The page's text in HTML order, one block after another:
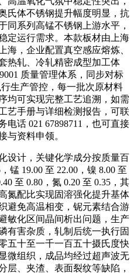
氏体不锈钢提升幅度明显，抗
同系列高锰不锈钢上游水平，
定运行需求。本款板材由上海
海，企业配置真空感应熔炼、
热轧、冷轧精密成型加工体
质量管理体系，同步对标
生产管控，每一批次原材料
均可实现完整工艺追溯，如需
艺手册与详细检测报告，可联
电话 021 67898711，也可直接
与资料申领。
设计，关键化学成分按质量百
锰 19.00 至 22.00，镍 8.00 至
至 0.80，氮 0.20 至 0.35，其
氮配比实现固溶强化提升基体
避免高温相变，铌元素结合游
敏化区间晶间析出问题，生产
有害杂质，轧制后统一执行固
五十至一千一百五十摄氏度快
微组织，成品均经过超声波无
层、夹渣、表面裂纹等缺陷，